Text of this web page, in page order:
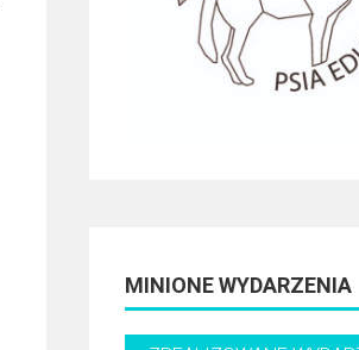
MINIONE WYDARZENIA